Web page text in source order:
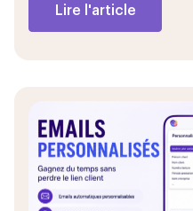
Lire l'article